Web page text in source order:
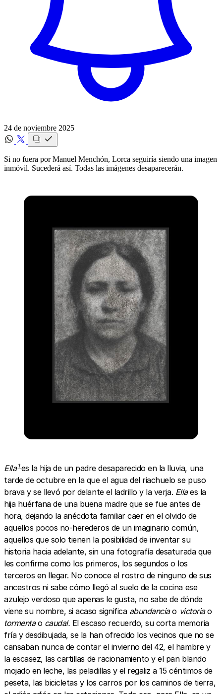
24 de noviembre 2025
Si no fuera por Manuel Menchón, Lorca seguiría siendo una imagen
inmóvil. Sucederá así. Todas las imágenes desaparecerán.
Ella 1es la hija de un padre desaparecido en la lluvia, una
tarde de octubre en la que el agua del riachuelo se puso
brava y se llevó por delante el ladrillo y la verja. Ellaes la
hija huérfana de una buena madre que se fue antes de
hora, dejando la anécdota familiar caer en el olvido de
aquellos pocos no-herederos de un imaginario común,
aquellos que solo tienen la posibilidad de inventar su
historia hacia adelante, sin una fotografía desaturada que
les confirme como los primeros, los segundos o los
terceros en llegar. No conoce el rostro de ninguno de sus
ancestros ni sabe cómo llegó al suelo de la cocina ese
azulejo verdoso que apenas le gusta, no sabe de dónde
viene su nombre, si acaso significa abundanciao victoriao
tormentao caudal. El escaso recuerdo, su corta memoria
fría y desdibujada, se la han ofrecido los vecinos que no se
cansaban nunca de contar el invierno del 42, el hambre y
la escasez, las cartillas de racionamiento y el pan blando
mojado en leche, las peladillas y el regaliz a 15 céntimos de
peseta, las bicicletas y los carros por los caminos de tierra,